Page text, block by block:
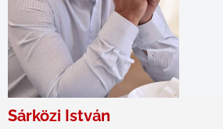
Sárközi István